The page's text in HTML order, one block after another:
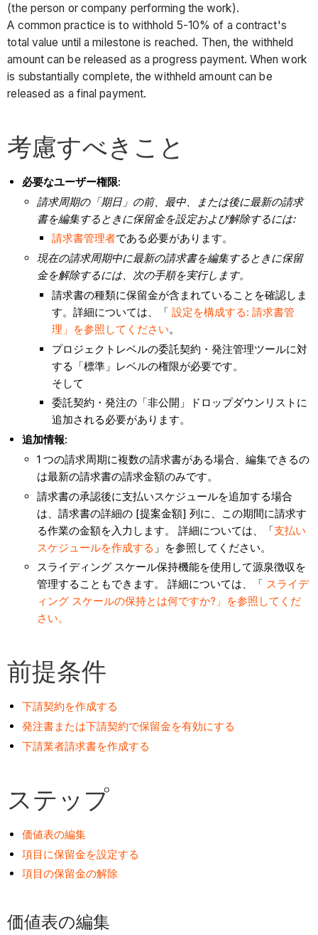
(the person or company performing the work).
A common practice is to withhold 5-10% of a contract's
total value until a milestone is reached. Then, the withheld
amount can be released as a progress payment. When work
is substantially complete, the withheld amount can be
released as a final payment.
考慮すべきこと
必要なユーザー権限:
請求周期の「期日」の前、最中、または後に最新の請求
書を編集するときに保留金を設定および解除するには:
請求書管理者である必要があります。
現在の請求周期中に最新の請求書を編集するときに保留
金を解除するには、次の手順を実行します。
請求書の種類に保留金が含まれていることを確認しま
す。詳細については、「設定を構成する: 請求書管
理」を参照してください。
プロジェクトレベルの委託契約・発注管理ツールに対
する「標準」レベルの権限が必要です。
そして
委託契約・発注の「非公開」ドロップダウンリストに
追加される必要があります。
追加情報:
1 つの請求周期に複数の請求書がある場合、編集できるの
は最新の請求書の請求金額のみです。
請求書の承認後に支払いスケジュールを追加する場合
は、請求書の詳細の [提案金額] 列に、この期間に請求す
る作業の金額を入力します。 詳細については、「支払い
スケジュールを作成する 」を参照してください。
スライディング スケール保持機能を使用して源泉徴収を
管理することもできます。 詳細については、「 スライデ
ィング スケールの保持とは何ですか?」を参照してくだ
さい。
前提条件
下請契約を作成する
発注書または下請契約で保留金を有効にする
下請業者請求書を作成する
ステップ
価値表の編集
項目に保留金を設定する
項目の保留金の解除
価値表の編集